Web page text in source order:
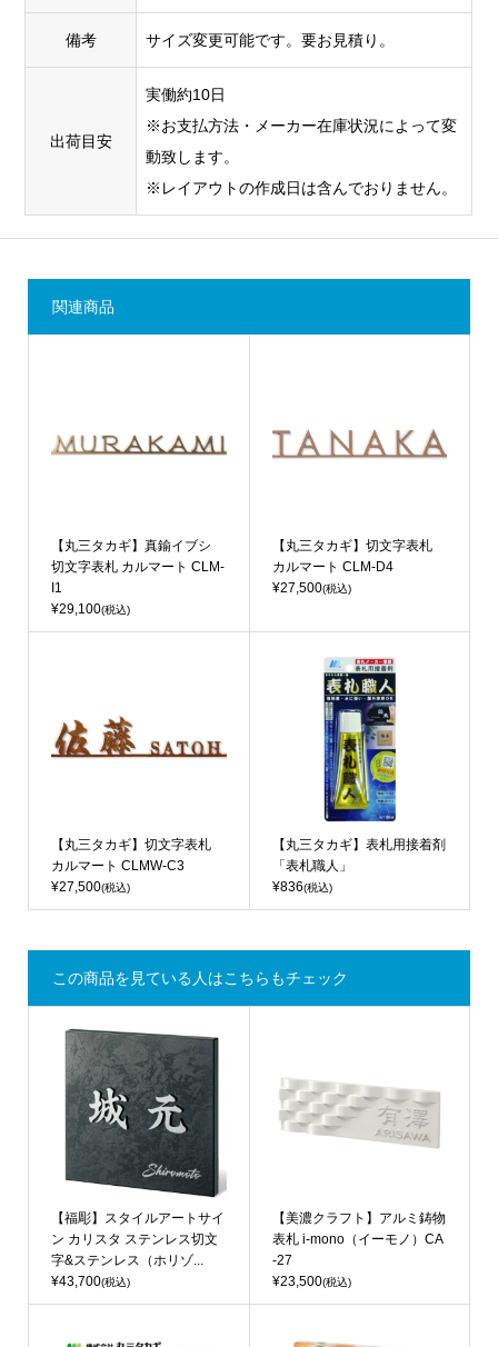
備考 サイズ変更可能です。要お見積り。
出荷目安
実働約10日
※お支払方法・メーカー在庫状況によって変
動致します。
※レイアウトの作成日は含んでおりません。
関連商品
【丸三タカギ】真鍮イブシ
切文字表札 カルマート CLM-
I1
¥29,100(税込)
【丸三タカギ】切文字表札
カルマート CLM-D4
¥27,500(税込)
【丸三タカギ】切文字表札
カルマート CLMW-C3
¥27,500(税込)
【丸三タカギ】表札用接着剤
「表札職人」
¥836(税込)
この商品を見ている人はこちらもチェック
【福彫】スタイルアートサイ
ン カリスタ ステンレス切文
字&ステンレス（ホリゾ...
¥43,700(税込)
【美濃クラフト】アルミ鋳物
表札 i-mono（イーモノ）CA
-27
¥23,500(税込)